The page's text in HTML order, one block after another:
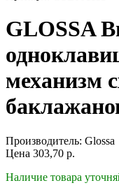
GLOSSA
механизм
Производитель: Glossa
Цена 303,70 р.
Наличие товара